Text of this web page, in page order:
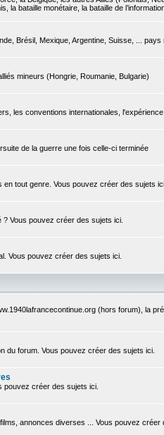
la bataille monétaire, la bataille de
Brésil, Mexique, Argentine, Suisse, ...
mineurs (Hongrie, Roumanie, Bulgarie)
les conventions internationales,
de la guerre une fois celle-ci terminée
en tout genre. Vous pouvez créer des sujets
Vous pouvez créer des sujets ici.
Vous pouvez créer des sujets ici.
(hors forum), la
du forum. Vous pouvez créer des sujets ici.
pouvez créer des sujets ici.
annonces diverses ... Vous pouvez créer